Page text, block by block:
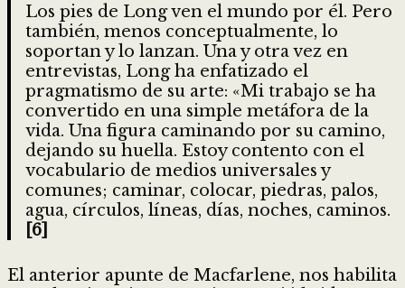
Los pies de Long ven el mundo por él. Pero
también, menos conceptualmente, lo
soportan y lo lanzan. Una y otra vez en
entrevistas, Long ha enfatizado el
pragmatismo de su arte: «Mi trabajo se ha
convertido en una simple metáfora de la
vida. Una figura caminando por su camino,
dejando su huella. Estoy contento con el
vocabulario de medios universales y
comunes; caminar, colocar, piedras, palos,
agua, círculos, líneas, días, noches, caminos.
[6]
El anterior apunte de Macfarlene, nos habilita